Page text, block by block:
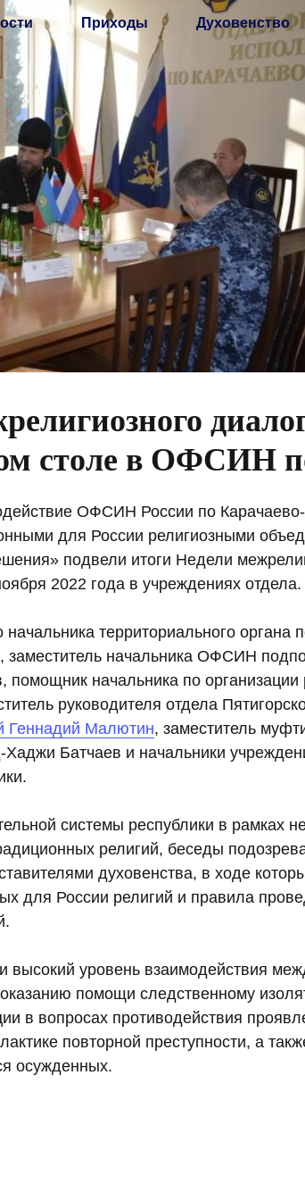
Приходы Духовенство
столе в ОФСИН
ОФСИН России по
для России религиозными
подвели итоги Недели
2022 года в учреждениях отдела.
территориального органа
заместитель начальника ОФСИН
начальника по организации
руководителя отдела
Геннадий Малютин, заместитель
Батчаев и начальники
системы республики в рамках
религий, беседы
духовенства, в ходе
для России религий и правила
высокий уровень взаимодействия
помощи следственному
в вопросах противодействия
повторной преступности, а
осужденных.